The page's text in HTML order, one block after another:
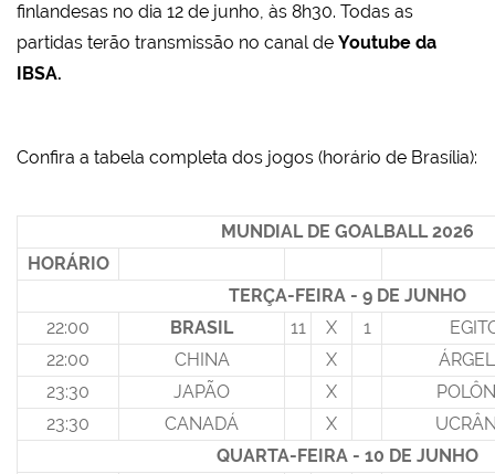
finlandesas no dia 12 de junho, às 8h30. Todas as
partidas terão transmissão no canal de Youtube da
IBSA.
Confira a tabela completa dos jogos (horário de Brasília):
MUNDIAL DE GOALBALL 2026
HORÁRIO
TERÇA-FEIRA - 9 DE JUNHO
22:00
BRASIL 11 X 1
22:00
CHINA X
23:30
JAPÃO X
23:30
CANADÁ X
QUARTA-FEIRA - 10 DE JUNHO